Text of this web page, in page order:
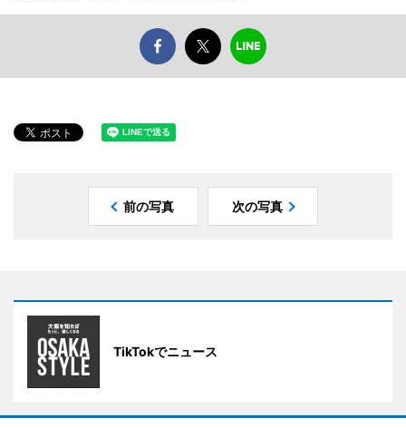
前の写真 次の写真
TikTokでニュース